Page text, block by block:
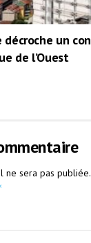
décroche un
de l’Ouest
ne sera pas publiée.